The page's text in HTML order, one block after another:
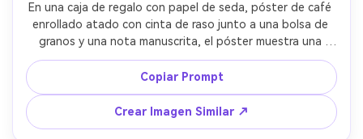
En una caja de regalo con papel de seda, póster de café
enrollado atado con cinta de raso junto a una bolsa de
granos y una nota manuscrita, el póster muestra una
simple taza lineal y las palabras "Warm wishes", paleta
neutra suave, composición cenital, fotorrealista, alta
resolución, sin marca de agua, lente 85mm, fondo
desenfocado, iluminación cinematográfica suave --ar 4:5
Copiar Prompt
Crear Imagen Similar ↗